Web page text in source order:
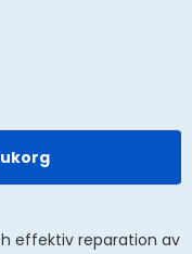
effektiv reparation av